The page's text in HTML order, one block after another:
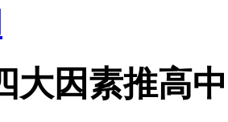
大因素推高